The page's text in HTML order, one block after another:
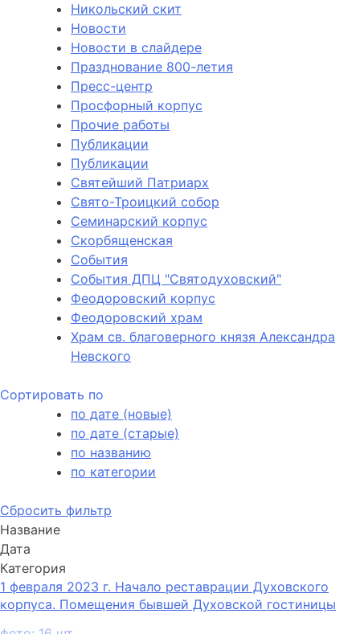
Никольский скит
Новости
Новости в слайдере
Празднование 800-летия
Пресс-центр
Просфорный корпус
Прочие работы
Публикации
Публикации
Святейший Патриарх
Свято-Троицкий собор
Семинарский корпус
Скорбященская
События
События ДПЦ "Святодуховский"
Феодоровский корпус
Феодоровский храм
Храм св. благоверного князя Александра
Невского
Сортировать по
по дате (новые)
по дате (старые)
по названию
по категории
Сбросить фильтр
Название
Дата
Категория
1 февраля 2023 г. Начало реставрации Духовского
корпуса. Помещения бывшей Духовской гостиницы